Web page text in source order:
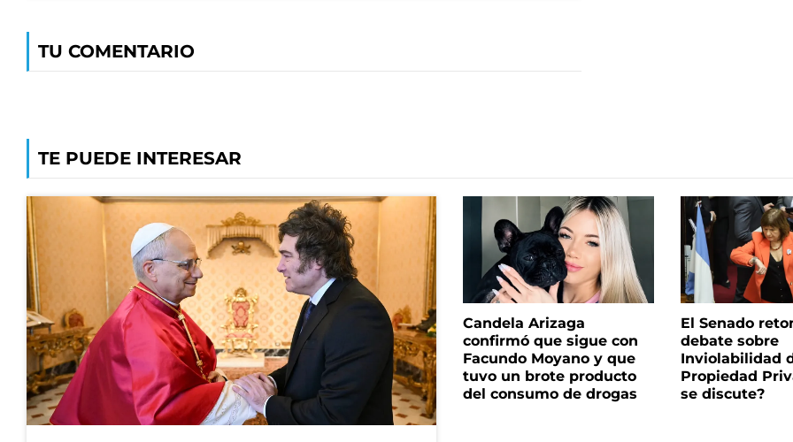
TU COMENTARIO
TE PUEDE INTERESAR
Candela Arizaga
confirmó que sigue con
Facundo Moyano y que
tuvo un brote producto
del consumo de drogas
El Senado
debate sobre
Inviolabilidad
Propiedad
se discute?